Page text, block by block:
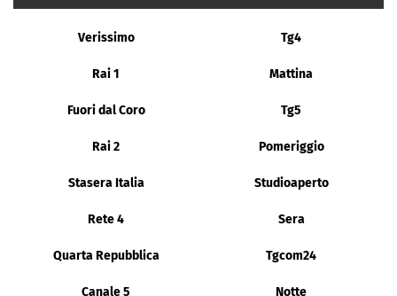
Verissimo Tg4
Rai 1 Mattina
Fuori dal Coro Tg5
Rai 2 Pomeriggio
Stasera Italia Studioaperto
Rete 4 Sera
Quarta Repubblica Tgcom24
Canale 5 Notte